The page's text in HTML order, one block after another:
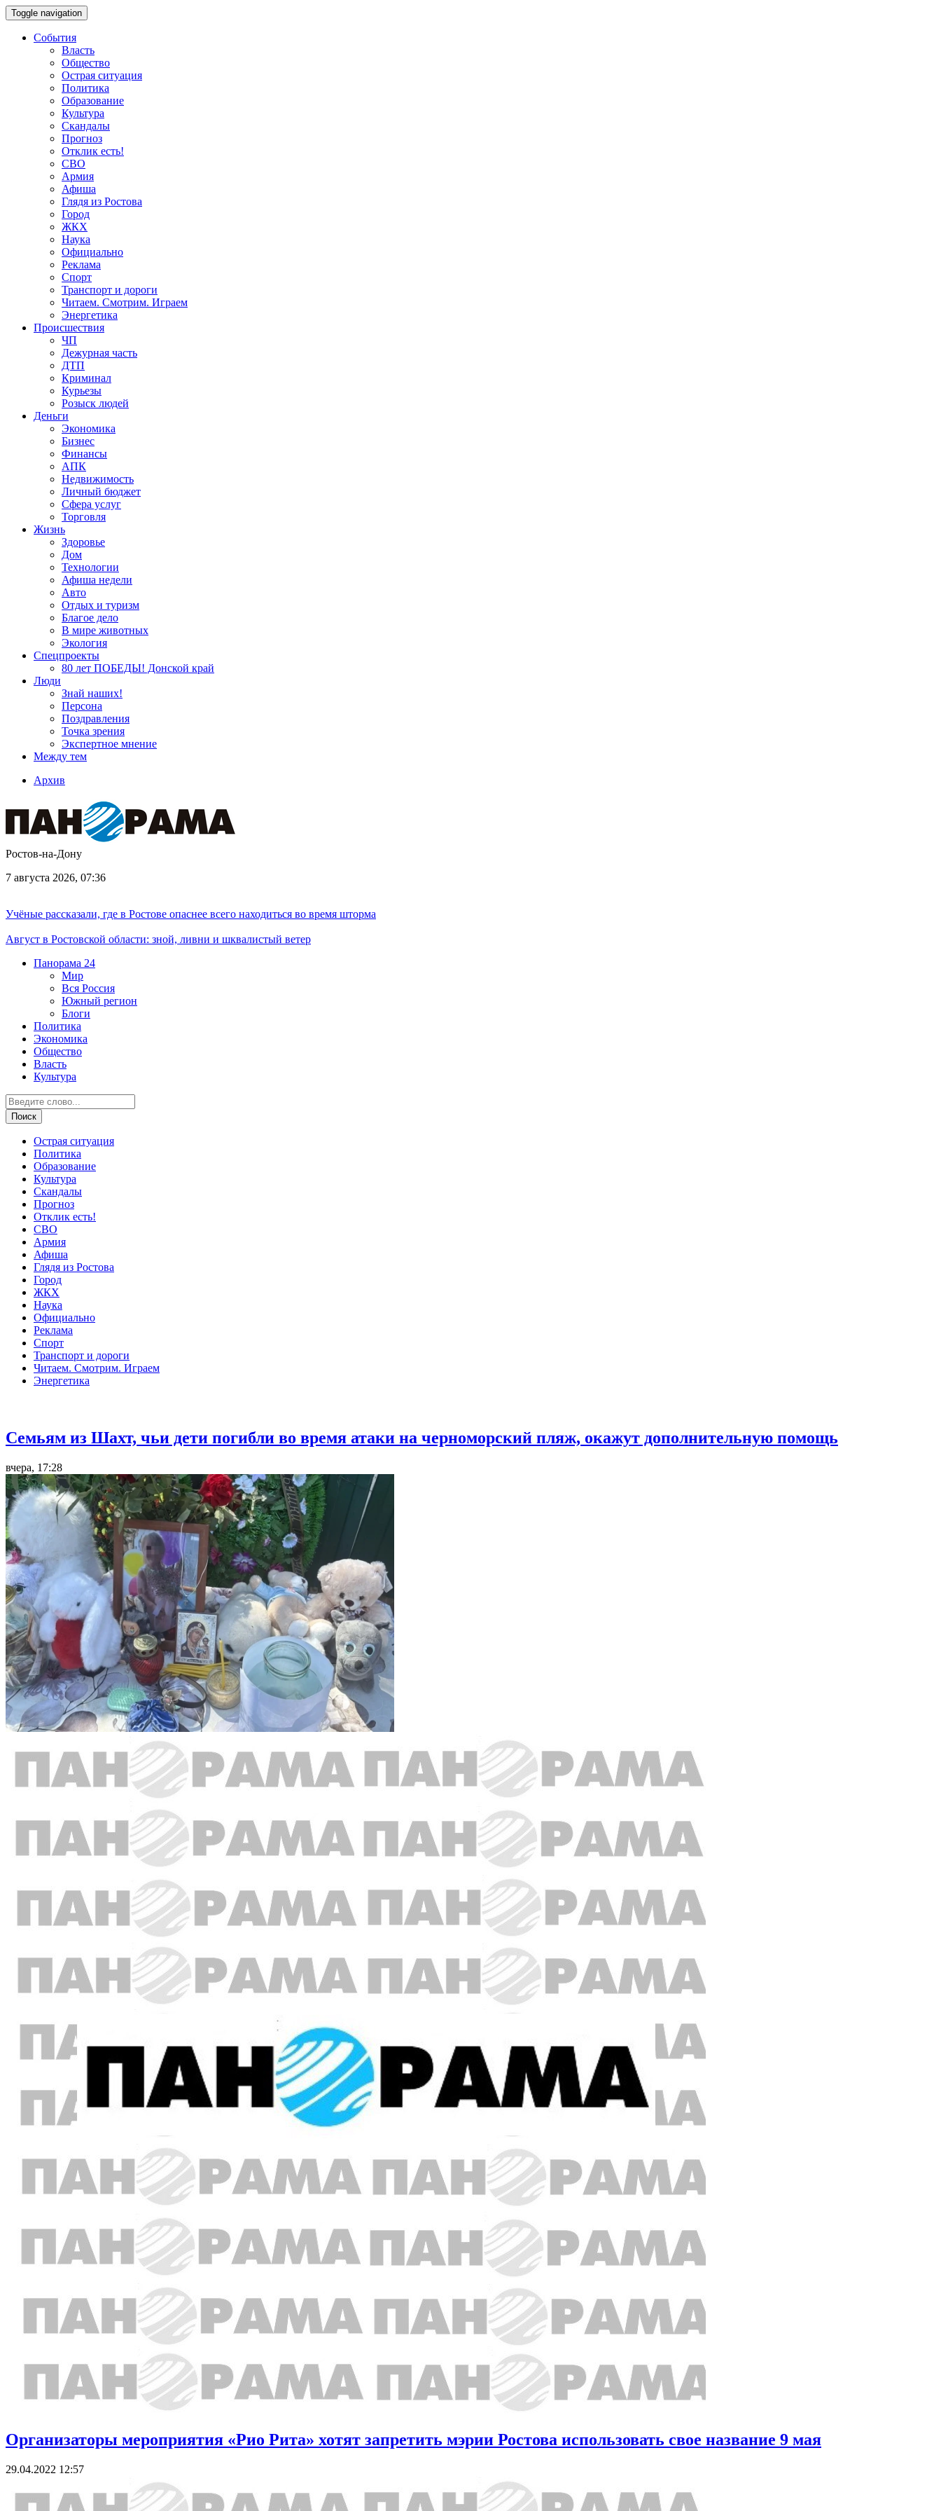
Toggle navigation
События
Власть
Общество
Острая ситуация
Политика
Образование
Культура
Скандалы
Прогноз
Отклик есть!
СВО
Армия
Афиша
Глядя из Ростова
Город
ЖКХ
Наука
Официально
Реклама
Спорт
Транспорт и дороги
Читаем. Смотрим. Играем
Энергетика
Происшествия
ЧП
Дежурная часть
ДТП
Криминал
Курьезы
Розыск людей
Деньги
Экономика
Бизнес
Финансы
АПК
Недвижимость
Личный бюджет
Сфера услуг
Торговля
Жизнь
Здоровье
Дом
Технологии
Афиша недели
Авто
Отдых и туризм
Благое дело
В мире животных
Экология
Спецпроекты
80 лет ПОБЕДЫ! Донской край
Люди
Знай наших!
Персона
Поздравления
Точка зрения
Экспертное мнение
Между тем
Архив
Ростов-на-Дону
7 августа 2026, 07:36
Учёные рассказали, где в Ростове опаснее всего находиться во время шторма
Август в Ростовской области: зной, ливни и шквалистый ветер
Панорама 24
Мир
Вся Россия
Южный регион
Блоги
Политика
Экономика
Общество
Власть
Культура
Острая ситуация
Политика
Образование
Культура
Скандалы
Прогноз
Отклик есть!
СВО
Армия
Афиша
Глядя из Ростова
Город
ЖКХ
Наука
Официально
Реклама
Спорт
Транспорт и дороги
Читаем. Смотрим. Играем
Энергетика
Семьям из Шахт, чьи дети погибли во время атаки на черноморский пляж, окажут дополнительную помощь
вчера, 17:28
Организаторы мероприятия «Рио Рита» хотят запретить мэрии Ростова использовать свое название 9 мая
29.04.2022 12:57